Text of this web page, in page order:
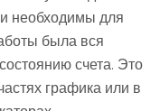
необходимы для
была вся
счета. Это
графика или в